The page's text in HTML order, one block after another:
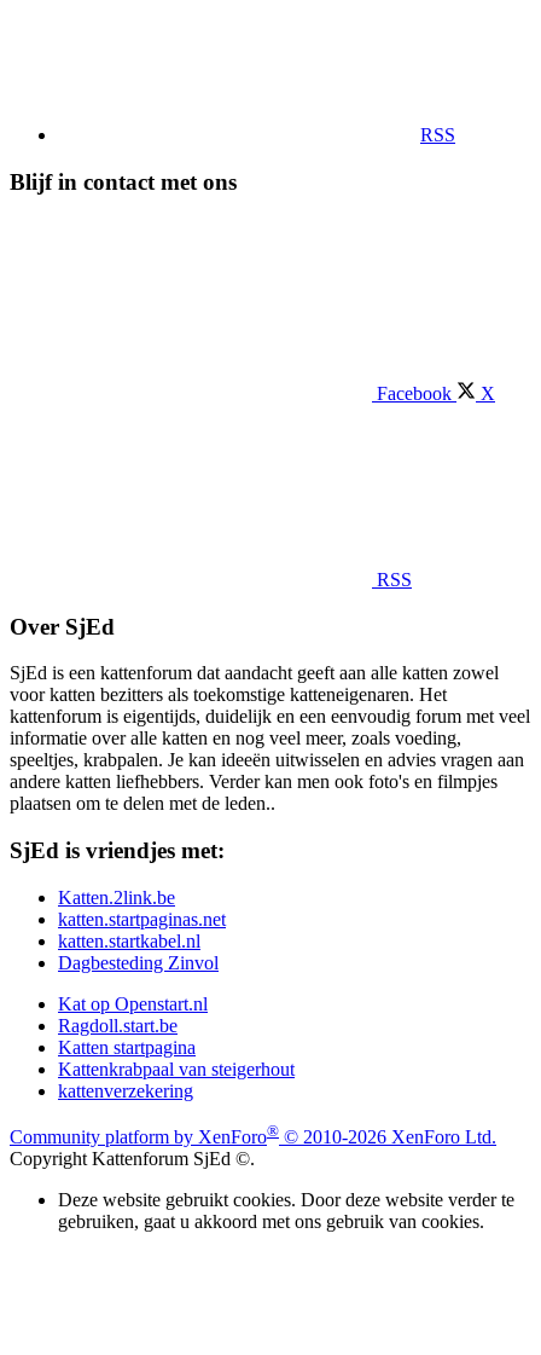
RSS
Blijf in contact met ons
Facebook X
RSS
Over SjEd
SjEd is een kattenforum dat aandacht geeft aan alle katten zowel
voor katten bezitters als toekomstige katteneigenaren. Het
kattenforum is eigentijds, duidelijk en een eenvoudig forum met veel
informatie over alle katten en nog veel meer, zoals voeding,
speeltjes, krabpalen. Je kan ideeën uitwisselen en advies vragen aan
andere katten liefhebbers. Verder kan men ook foto's en filmpjes
plaatsen om te delen met de leden..
SjEd is vriendjes met:
Katten.2link.be
katten.startpaginas.net
katten.startkabel.nl
Dagbesteding Zinvol
Kat op Openstart.nl
Ragdoll.start.be
Katten startpagina
Kattenkrabpaal van steigerhout
kattenverzekering
Community platform by XenForo® © 2010-2026 XenForo Ltd.
Copyright Kattenforum SjEd ©.
Deze website gebruikt cookies. Door deze website verder te
gebruiken, gaat u akkoord met ons gebruik van cookies.